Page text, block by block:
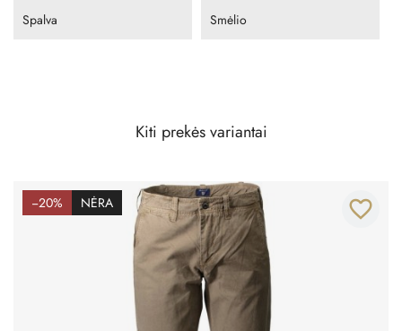
Spalva Smėlio
Kiti prekės variantai
−20% NĖRA favorite_border